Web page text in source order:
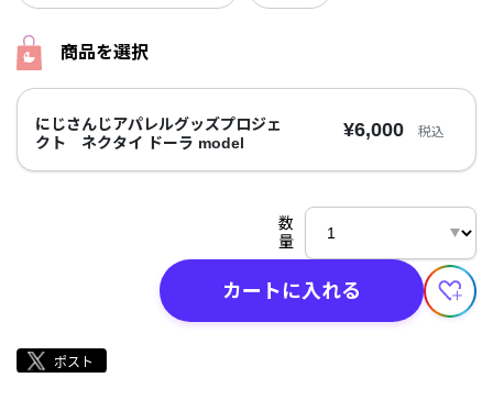
商品を選択
にじさんじアパレルグッズプロジェ
クト ネクタイ ドーラ model
¥6,000 税込
数
量
カートに入れる